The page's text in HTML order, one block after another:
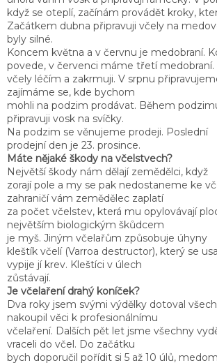
když se oteplí, začínám provádět kroky,
Začátkem dubna připravuji včely na
byly silné.
Koncem května a v červnu je medobraní.
povede, v červenci máme třetí
včely léčím a zakrmuji. V srpnu
zajímáme se, kde bychom
mohli na podzim prodávat. Během
připravuji vosk na svíčky.
Na podzim se věnujeme prodeji. Poslední
prodejní den je 23. prosince.
Máte nějaké škody na včelstvech?
Největší škody nám dělají zemědělci, když
zorají pole a my se pak nedostaneme ke
zahraničí vám zemědělec zaplatí
za počet včelstev, která mu opylovávají
největším biologickým škůdcem
je myš. Jiným včelařům způsobuje úhyny
kleštík včelí (Varroa destructor), který se
vypije jí krev. Kleštíci v úlech
zůstávají.
Je včelaření drahý koníček?
Dva roky jsem svými výdělky dotoval
nakoupil věci k profesionálnímu
včelaření. Dalších pět let jsme všechny
vraceli do včel. Do začátku
bych doporučil pořídit si 5 až 10 úlů,